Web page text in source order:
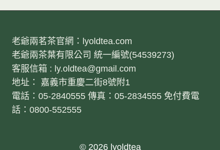
老爺兩茗茶官網：lyoldtea.com
老爺兩茶葉有限公司 統一編號(54539273)
客服信箱 : ly.oldtea@gmail.com
地址： 嘉義市重慶二街8號附1
電話：05-2840555 傳真：05-2834555 免付費電
話：0800-552555
© 2026 lyoldtea